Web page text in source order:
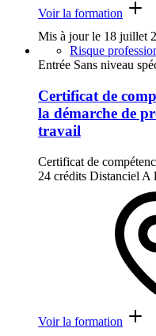
Voir la formation
Mis à jour le 18 juillet
Risque
Entrée Sans niveau
Certificat de
la démarche de
travail
Certificat de
24 crédits Distanciel A
Voir la formation